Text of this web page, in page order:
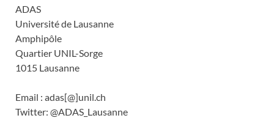
ADAS
Université de Lausanne
Amphipôle
Quartier UNIL-Sorge
1015 Lausanne
Email : adas[@]unil.ch
Twitter: @ADAS_Lausanne